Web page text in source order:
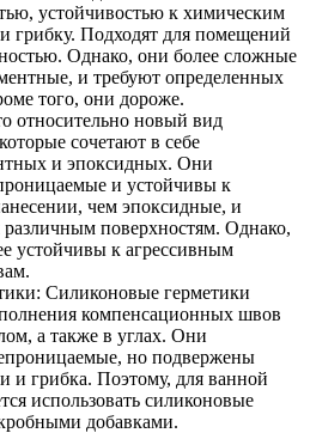
устойчивостью к химическим
грибку. Подходят для помещений
Однако, они более сложные
и требуют определенных
того, они дороже.
относительно новый вид
сочетают в себе
и эпоксидных. Они
и устойчивы к
чем эпоксидные, и
различным поверхностям. Однако,
устойчивы к агрессивным
Силиконовые герметики
компенсационных швов
а также в углах. Они
но подвержены
и грибка. Поэтому, для ванной
использовать силиконовые
добавками.